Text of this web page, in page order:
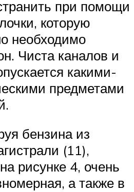
при помощи
которую
необходимо
Чиста каналов и
какими-
предметами
бензина из
(11),
рисунке 4, очень
а также в